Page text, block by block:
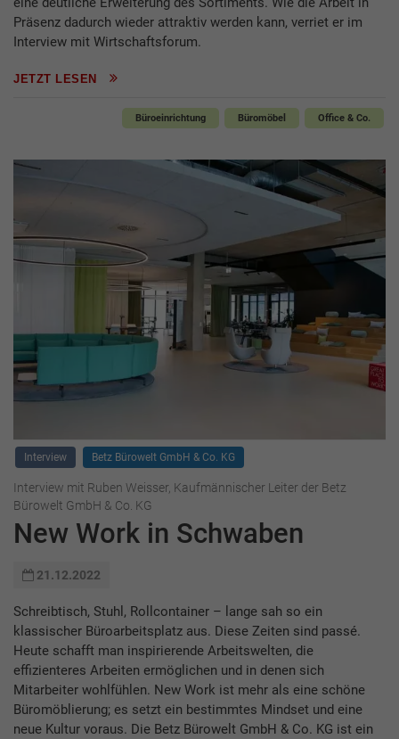
Präsenz dadurch wieder attraktiv werden kann, verriet er im
Interview mit Wirtschaftsforum.
JETZT LESEN
Büroeinrichtung Büromöbel Office & Co.
Interview Betz Bürowelt GmbH & Co. KG
Interview mit Ruben Weisser, Kaufmännischer Leiter der Betz
Bürowelt GmbH & Co. KG
New Work in Schwaben
21.12.2022
Schreibtisch, Stuhl, Rollcontainer – lange sah so ein
klassischer Büroarbeitsplatz aus. Diese Zeiten sind passé.
Heute schafft man inspirierende Arbeitswelten, die
effizienteres Arbeiten ermöglichen und in denen sich
Mitarbeiter wohlfühlen. New Work ist mehr als eine schöne
Büromöblierung; es setzt ein bestimmtes Mindset und eine
neue Kultur voraus. Die Betz Bürowelt GmbH & Co. KG ist ein